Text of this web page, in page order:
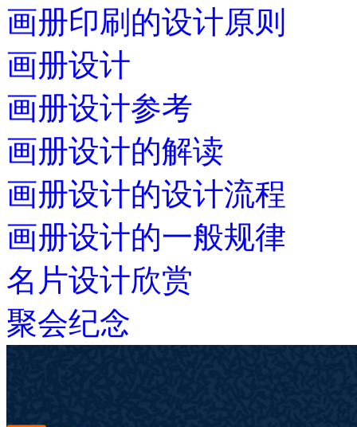
画册印刷的设计原则
画册设计
画册设计参考
画册设计的解读
画册设计的设计流程
画册设计的一般规律
名片设计欣赏
聚会纪念